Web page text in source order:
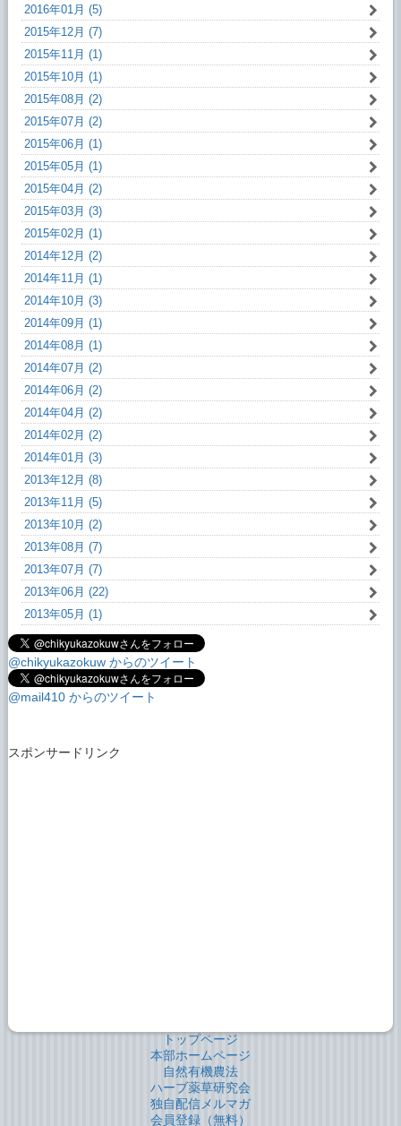
2016年01月 (5)
2015年12月 (7)
2015年11月 (1)
2015年10月 (1)
2015年08月 (2)
2015年07月 (2)
2015年06月 (1)
2015年05月 (1)
2015年04月 (2)
2015年03月 (3)
2015年02月 (1)
2014年12月 (2)
2014年11月 (1)
2014年10月 (3)
2014年09月 (1)
2014年08月 (1)
2014年07月 (2)
2014年06月 (2)
2014年04月 (2)
2014年02月 (2)
2014年01月 (3)
2013年12月 (8)
2013年11月 (5)
2013年10月 (2)
2013年08月 (7)
2013年07月 (7)
2013年06月 (22)
2013年05月 (1)
@chikyukazokuw からのツイート
@mail410 からのツイート
スポンサードリンク
トップページ
本部ホームページ
自然有機農法
ハーブ薬草研究会
独自配信メルマガ
会員登録（無料）